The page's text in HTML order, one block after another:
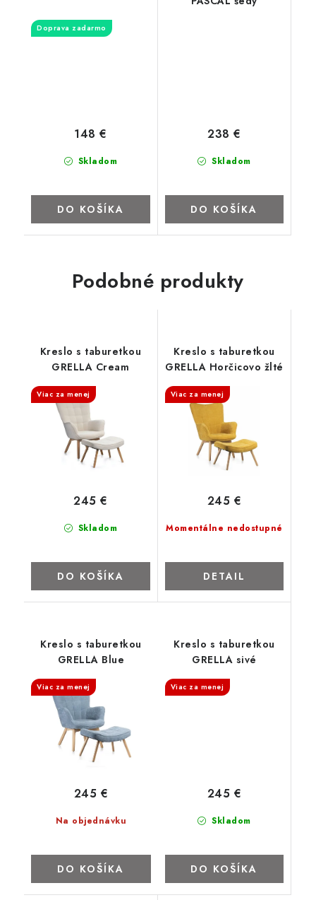
Doprava zadarmo
Skladom
148 €
DO KOŠÍKA
Skladom
238 €
DO KOŠÍKA
Podobné produkty
Kreslo s taburetkou
GRELLA Cream
Viac za menej
Skladom
245 €
DO KOŠÍKA
Kreslo s taburetkou
GRELLA Horčicovo žlté
Viac za menej
Momentálne nedostupné
245 €
DETAIL
Kreslo s taburetkou
GRELLA Blue
Viac za menej
Na objednávku
245 €
DO KOŠÍKA
Kreslo s taburetkou
GRELLA sivé
Viac za menej
Skladom
245 €
DO KOŠÍKA